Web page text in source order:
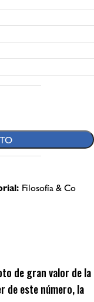
Filosofía & Co
de gran valor de la
de este número, la